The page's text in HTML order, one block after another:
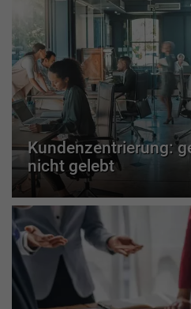
Kundenzentrierung:
nicht gelebt